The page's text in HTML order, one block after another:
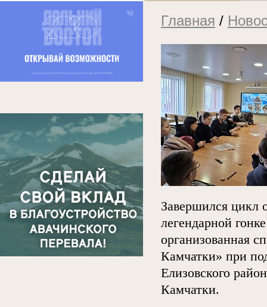
Главная /
Завершился цикл
легендарной
организованная
Камчатки» при
Елизовского
Камчатки.